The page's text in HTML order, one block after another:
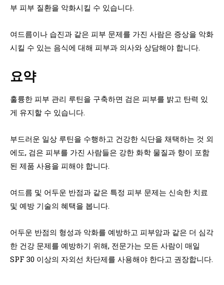
부 피부 질환을 악화시킬 수 있습니다.
여드름이나 습진과 같은 피부 문제를 가진 사람은 증상을 악화
시킬 수 있는 음식에 대해 피부과 의사와 상담해야 합니다.
요약
훌륭한 피부 관리 루틴을 구축하면 검은 피부를 밝고 탄력 있
게 유지할 수 있습니다.
부드러운 일상 루틴을 수행하고 건강한 식단을 채택하는 것 외
에도, 검은 피부를 가진 사람들은 강한 화학 물질과 향이 포함
된 제품 사용을 피해야 합니다.
여드름 및 어두운 반점과 같은 특정 피부 문제는 신속한 치료
및 예방 기술의 혜택을 봅니다.
어두운 반점의 형성과 악화를 예방하고 피부암과 같은 더 심각
한 건강 문제를 예방하기 위해, 전문가는 모든 사람이 매일
SPF 30 이상의 자외선 차단제를 사용해야 한다고 권장합니다.